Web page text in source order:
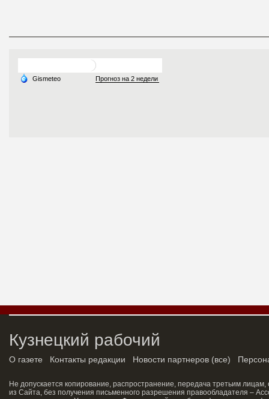
Кузнецкий рабочий
О газете Контакты редакции Новости партнеров (все)
Не допускается копирование, распространение, передача третьим
из Сайта, без получения письменного разрешения правообладателя –